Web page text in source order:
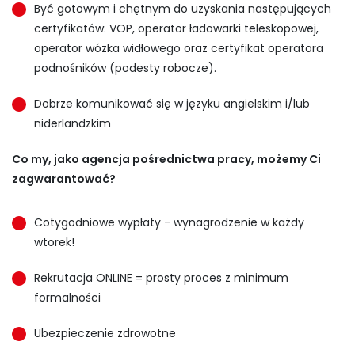
Być gotowym i chętnym do uzyskania następujących
certyfikatów: VOP, operator ładowarki teleskopowej,
operator wózka widłowego oraz certyfikat operatora
podnośników (podesty robocze).
Dobrze komunikować się w języku angielskim i/lub
niderlandzkim
Co my, jako agencja pośrednictwa pracy, możemy Ci
zagwarantować?
Cotygodniowe wypłaty - wynagrodzenie w każdy
wtorek!
Rekrutacja ONLINE = prosty proces z minimum
formalności
Ubezpieczenie zdrowotne